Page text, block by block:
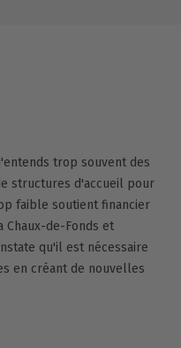
trop souvent des
structures d'accueil pour
faible soutient financier
de-Fonds et
qu'il est nécessaire
en créant de nouvelles